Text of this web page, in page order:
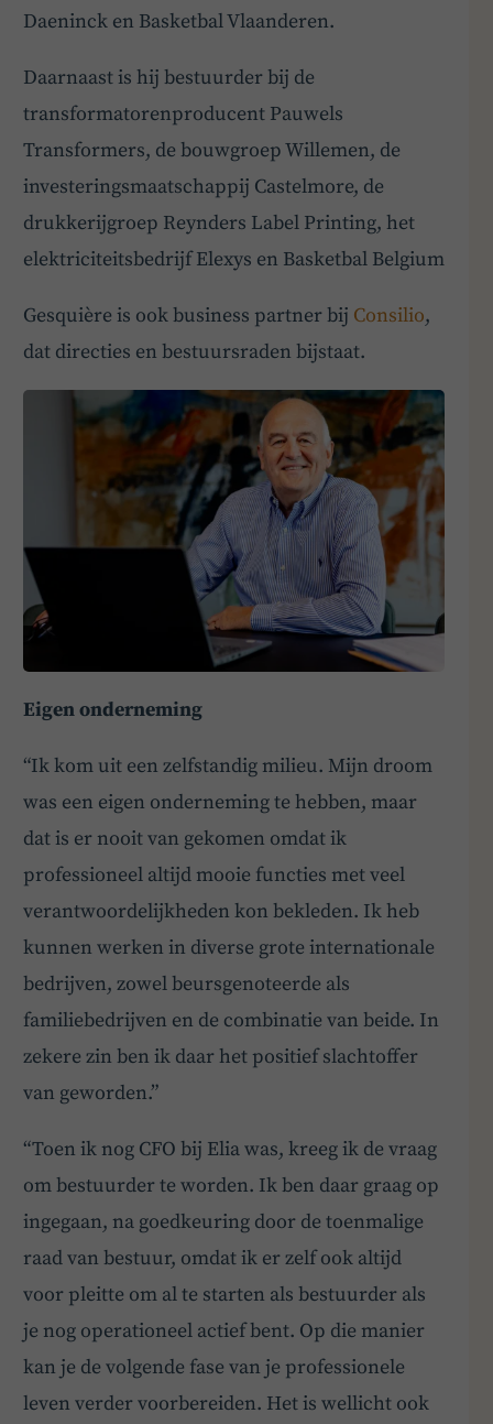
Daeninck en Basketbal Vlaanderen.
Daarnaast is hij bestuurder bij de
transformatorenproducent Pauwels
Transformers, de bouwgroep Willemen, de
investeringsmaatschappij Castelmore, de
drukkerijgroep Reynders Label Printing, het
elektriciteitsbedrijf Elexys en Basketbal Belgium
Gesquière is ook business partner bij Consilio,
dat directies en bestuursraden bijstaat.
Eigen onderneming
“Ik kom uit een zelfstandig milieu. Mijn droom
was een eigen onderneming te hebben, maar
dat is er nooit van gekomen omdat ik
professioneel altijd mooie functies met veel
verantwoordelijkheden kon bekleden. Ik heb
kunnen werken in diverse grote internationale
bedrijven, zowel beursgenoteerde als
familiebedrijven en de combinatie van beide. In
zekere zin ben ik daar het positief slachtoffer
van geworden.”
“Toen ik nog CFO bij Elia was, kreeg ik de vraag
om bestuurder te worden. Ik ben daar graag op
ingegaan, na goedkeuring door de toenmalige
raad van bestuur, omdat ik er zelf ook altijd
voor pleitte om al te starten als bestuurder als
je nog operationeel actief bent. Op die manier
kan je de volgende fase van je professionele
leven verder voorbereiden. Het is wellicht ook
BoardBuddy
Hey! Heb je een vraag over goed bestuur? Stel